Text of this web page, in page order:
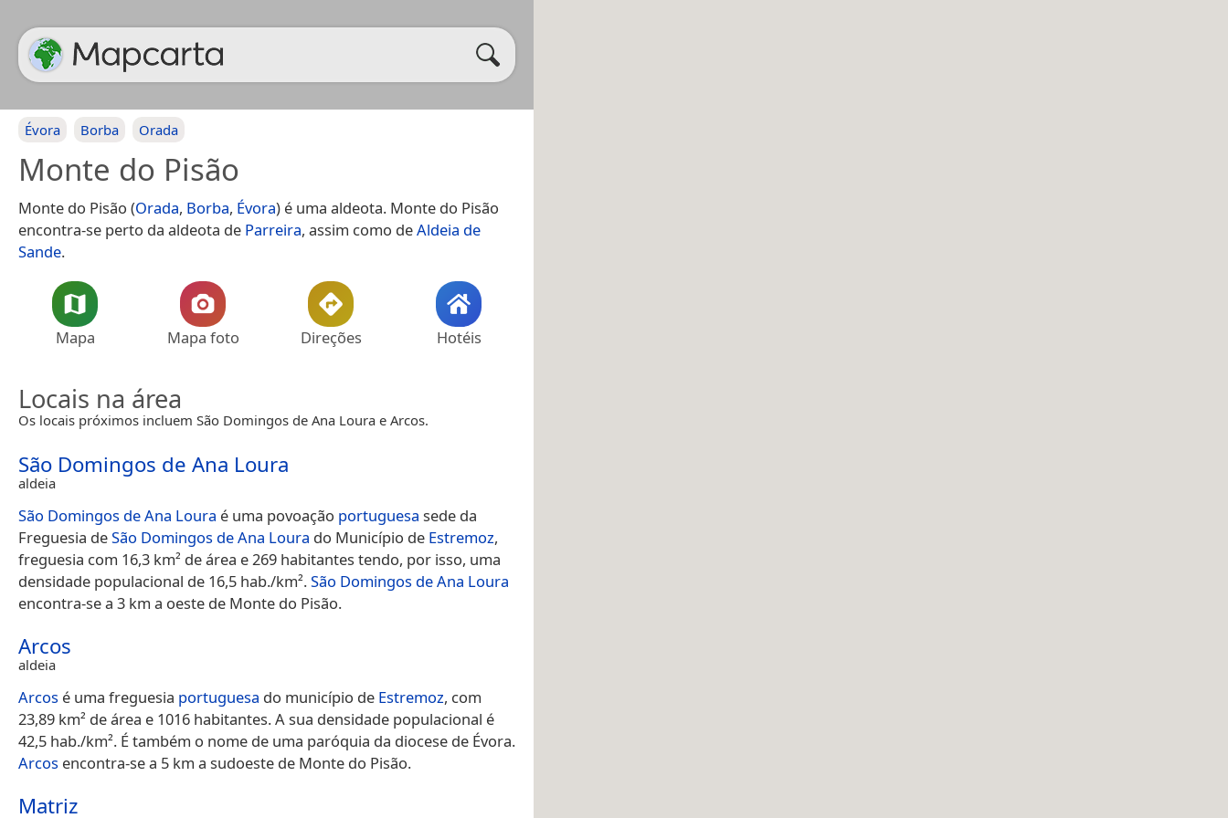
Évora Borba Orada
Monte do Pisão
Monte do Pisão (Orada, Borba, Évora) é uma aldeota. Monte do Pisão
encontra-se perto da aldeota de Parreira, assim como deAldeia de
Sande.
Mapa Mapa foto Direções Hotéis
Locais na área
Os locais próximos incluem São Domingos de Ana Loura e Arcos.
São Domingos de Ana Loura
aldeia
São Domingos de Ana Loura é uma povoação portuguesa sede da
Freguesia deSão Domingos de Ana Loura do Município de Estremoz,
freguesia com 16,3 km² de área e 269 habitantes tendo, por isso, uma
densidade populacional de 16,5 hab./km².São Domingos de Ana Loura
encontra-se a 3 km a oeste de Monte do Pisão.
Arcos
aldeia
Arcos é uma freguesia portuguesa do município de Estremoz, com
23,89 km² de área e 1016 habitantes. A sua densidade populacional é
42,5 hab./km². É também o nome de uma paróquia da diocese de Évora.
Arcos encontra-se a 5 km a sudoeste de Monte do Pisão.
Matriz